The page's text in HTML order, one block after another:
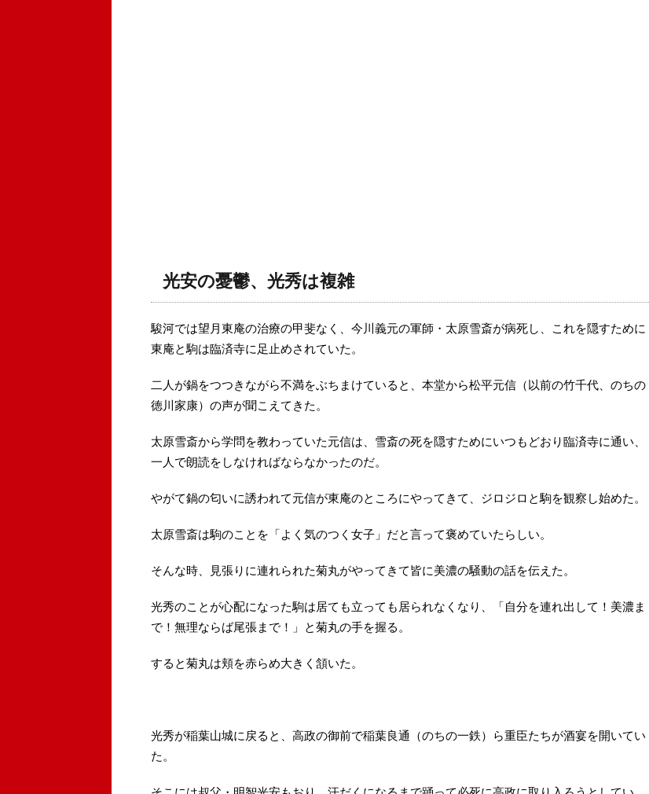
光安の憂鬱、光秀は複雑
駿河では望月東庵の治療の甲斐なく、今川義元の軍師・太原雪斎が病死し、これを隠すために
東庵と駒は臨済寺に足止めされていた。
二人が鍋をつつきながら不満をぶちまけていると、本堂から松平元信（以前の竹千代、のちの
徳川家康）の声が聞こえてきた。
太原雪斎から学問を教わっていた元信は、雪斎の死を隠すためにいつもどおり臨済寺に通い、
一人で朗読をしなければならなかったのだ。
やがて鍋の匂いに誘われて元信が東庵のところにやってきて、ジロジロと駒を観察し始めた。
太原雪斎は駒のことを「よく気のつく女子」だと言って褒めていたらしい。
そんな時、見張りに連れられた菊丸がやってきて皆に美濃の騒動の話を伝えた。
光秀のことが心配になった駒は居ても立っても居られなくなり、「自分を連れ出して！美濃ま
で！無理ならば尾張まで！」と菊丸の手を握る。
すると菊丸は頬を赤らめ大きく頷いた。
光秀が稲葉山城に戻ると、高政の御前で稲葉良通（のちの一鉄）ら重臣たちが酒宴を開いてい
た。